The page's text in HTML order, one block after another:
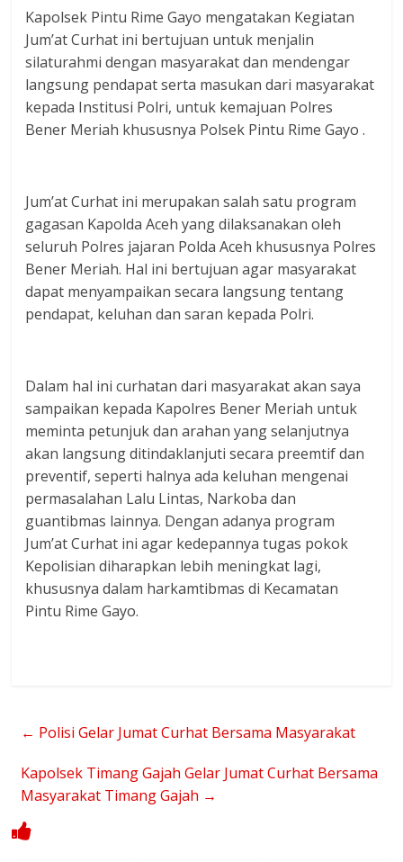
Kapolsek Pintu Rime Gayo mengatakan Kegiatan
Jum’at Curhat ini bertujuan untuk menjalin
silaturahmi dengan masyarakat dan mendengar
langsung pendapat serta masukan dari masyarakat
kepada Institusi Polri, untuk kemajuan Polres
Bener Meriah khususnya Polsek Pintu Rime Gayo .
Jum’at Curhat ini merupakan salah satu program
gagasan Kapolda Aceh yang dilaksanakan oleh
seluruh Polres jajaran Polda Aceh khususnya Polres
Bener Meriah. Hal ini bertujuan agar masyarakat
dapat menyampaikan secara langsung tentang
pendapat, keluhan dan saran kepada Polri.
Dalam hal ini curhatan dari masyarakat akan saya
sampaikan kepada Kapolres Bener Meriah untuk
meminta petunjuk dan arahan yang selanjutnya
akan langsung ditindaklanjuti secara preemtif dan
preventif, seperti halnya ada keluhan mengenai
permasalahan Lalu Lintas, Narkoba dan
guantibmas lainnya. Dengan adanya program
Jum’at Curhat ini agar kedepannya tugas pokok
Kepolisian diharapkan lebih meningkat lagi,
khususnya dalam harkamtibmas di Kecamatan
Pintu Rime Gayo.
← Polisi Gelar Jumat Curhat Bersama Masyarakat
Kapolsek Timang Gajah Gelar Jumat Curhat Bersama
Masyarakat Timang Gajah →